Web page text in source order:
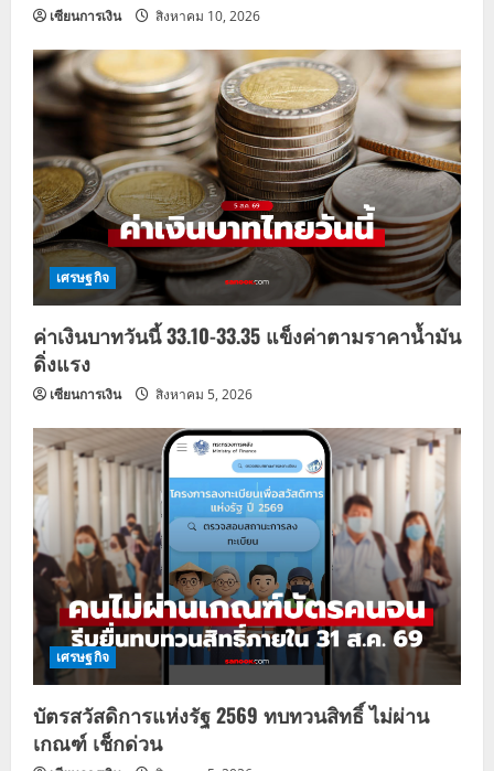
เซียนการเงิน สิงหาคม 10, 2026
เศรษฐกิจ
ค่าเงินบาทวันนี้ 33.10-33.35 แข็งค่าตามราคาน้ำมัน
ดิ่งแรง
เซียนการเงิน สิงหาคม 5, 2026
เศรษฐกิจ
บัตรสวัสดิการแห่งรัฐ 2569 ทบทวนสิทธิ์ ไม่ผ่าน
เกณฑ์ เช็กด่วน